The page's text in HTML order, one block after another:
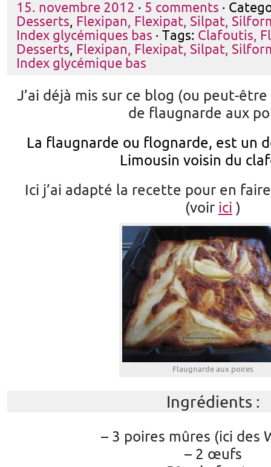
15. novembre 2012 · 5 comments ·
Desserts, Flexipan, Flexipat, Silpat,
Index glycémiques bas · Tags: Clafoutis,
Desserts, Flexipan, Flexipat, Silpat,
Index glycémique bas
J’ai déjà mis sur ce blog (ou peut-
de flaugnarde aux
La flaugnarde ou flognarde, est un
Limousin voisin du
Ici j’ai adapté la recette pour en
(voir ici )
Flaugnarde aux poires
Ingrédients :
– 3 poires mûres (ici des
– 2 œufs